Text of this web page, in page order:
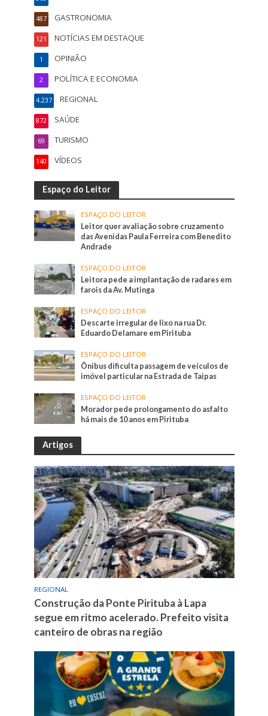
GASTRONOMIA
487
NOTÍCIAS EM DESTAQUE
121
OPINIÃO
1
POLÍTICA E ECONOMIA
2
REGIONAL
4.237
SAÚDE
872
TURISMO
69
VÍDEOS
140
Espaço do Leitor
ESPAÇO DO LEITOR
Leitor quer avaliação sobre cruzamento
das Avenidas Paula Ferreira com Benedito
Andrade
ESPAÇO DO LEITOR
Leitora pede a implantação de radares em
farois da Av. Mutinga
ESPAÇO DO LEITOR
Descarte irregular de lixo na rua Dr.
Eduardo Delamare em Pirituba
ESPAÇO DO LEITOR
Ônibus dificulta passagem de veículos de
imóvel particular na Estrada de Taipas
ESPAÇO DO LEITOR
Morador pede prolongamento do asfalto
há mais de 10 anos em Pirituba
Artigos
REGIONAL
Construção da Ponte Pirituba à Lapa
segue em ritmo acelerado. Prefeito visita
canteiro de obras na região